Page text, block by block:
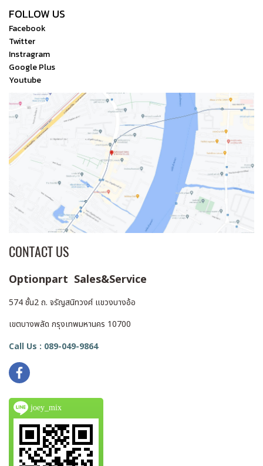
FOLLOW US
Facebook
Twitter
Instragram
Google Plus
Youtube
CONTACT US
Optionpart Sales&Service
574 ชั้น2 ถ. จรัญสนิทวงศ์ แขวงบางอ้อ
เขตบางพลัด กรุงเทพมหานคร 10700
Call Us : 089-049-9864
joey_mix